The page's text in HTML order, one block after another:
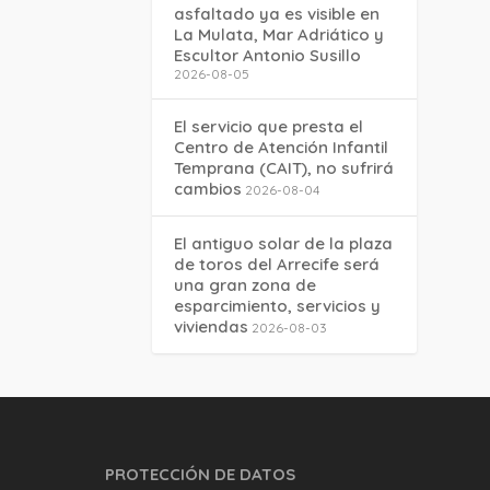
asfaltado ya es visible en
La Mulata, Mar Adriático y
Escultor Antonio Susillo
2026-08-05
El servicio que presta el
Centro de Atención Infantil
Temprana (CAIT), no sufrirá
cambios 2026-08-04
El antiguo solar de la plaza
de toros del Arrecife será
una gran zona de
esparcimiento, servicios y
viviendas 2026-08-03
PROTECCIÓN DE DATOS